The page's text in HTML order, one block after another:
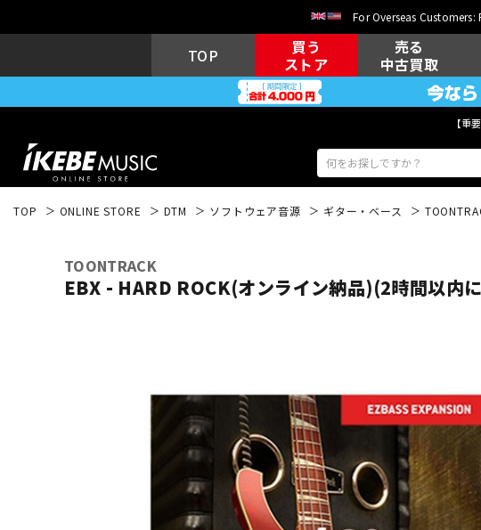
For Overseas Customers:
TOP
買う
ストア
売る
中古買取
【重
DJ機器 DTM
ヴィンテージ
TOP ONLINE STORE DTM ソフトウェア音源 ギター・ベース
TOONTRACK
EBX - HARD ROCK(オンライン納品)(2時間以内